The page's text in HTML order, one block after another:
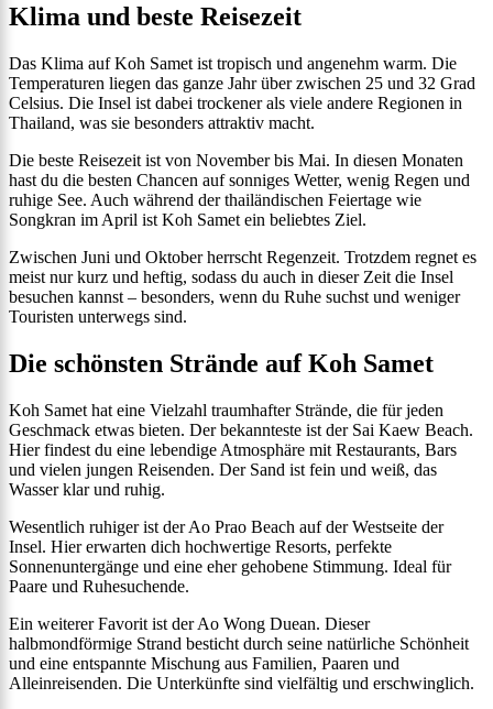
Klima und beste Reisezeit
Das Klima auf Koh Samet ist tropisch und angenehm warm. Die
Temperaturen liegen das ganze Jahr über zwischen 25 und 32 Grad
Celsius. Die Insel ist dabei trockener als viele andere Regionen in
Thailand, was sie besonders attraktiv macht.
Die beste Reisezeit ist von November bis Mai. In diesen Monaten
hast du die besten Chancen auf sonniges Wetter, wenig Regen und
ruhige See. Auch während der thailändischen Feiertage wie
Songkran im April ist Koh Samet ein beliebtes Ziel.
Zwischen Juni und Oktober herrscht Regenzeit. Trotzdem regnet es
meist nur kurz und heftig, sodass du auch in dieser Zeit die Insel
besuchen kannst – besonders, wenn du Ruhe suchst und weniger
Touristen unterwegs sind.
Die schönsten Strände auf Koh Samet
Koh Samet hat eine Vielzahl traumhafter Strände, die für jeden
Geschmack etwas bieten. Der bekannteste ist der Sai Kaew Beach.
Hier findest du eine lebendige Atmosphäre mit Restaurants, Bars
und vielen jungen Reisenden. Der Sand ist fein und weiß, das
Wasser klar und ruhig.
Wesentlich ruhiger ist der Ao Prao Beach auf der Westseite der
Insel. Hier erwarten dich hochwertige Resorts, perfekte
Sonnenuntergänge und eine eher gehobene Stimmung. Ideal für
Paare und Ruhesuchende.
Ein weiterer Favorit ist der Ao Wong Duean. Dieser
halbmondförmige Strand besticht durch seine natürliche Schönheit
und eine entspannte Mischung aus Familien, Paaren und
Alleinreisenden. Die Unterkünfte sind vielfältig und erschwinglich.